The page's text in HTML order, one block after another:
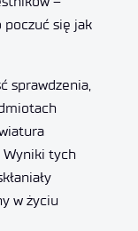
poczuć się jak
sprawdzenia,
tych
w życiu